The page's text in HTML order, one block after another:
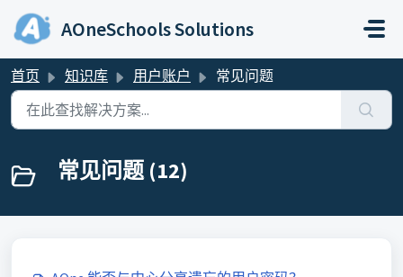
跳过至主要内容
AOneSchools Solutions
首页 知识库 用户账户 常见问题
常见问题 (12)